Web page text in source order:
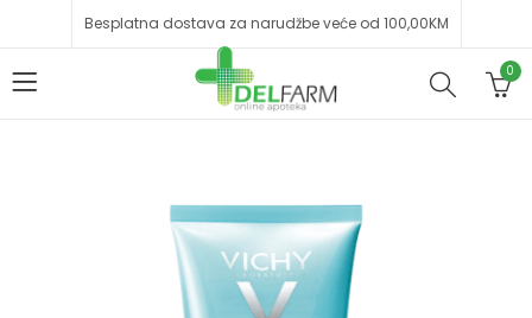
Besplatna dostava za narudžbe veće od 100,00KM
0